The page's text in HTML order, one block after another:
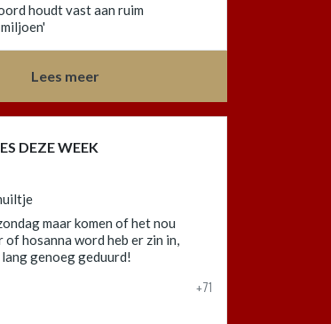
houdt vast aan ruim
Lees meer
DEZE WEEK
maar komen of het nou
of hosanna word heb er zin in,
genoeg geduurd!
+71